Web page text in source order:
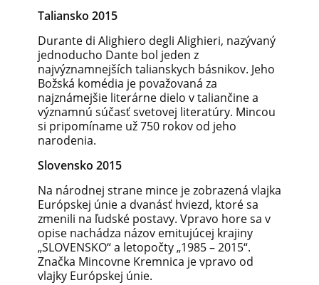
Taliansko 2015
Durante di Alighiero degli Alighieri, nazývaný
jednoducho Dante bol jeden z
najvýznamnejších talianskych básnikov. Jeho
Božská komédia je považovaná za
najznámejšie literárne dielo v taliančine a
významnú súčasť svetovej literatúry. Mincou
si pripomíname už 750 rokov od jeho
narodenia.
Slovensko 2015
Na národnej strane mince je zobrazená vlajka
Európskej únie a dvanásť hviezd, ktoré sa
zmenili na ľudské postavy. Vpravo hore sa v
opise nachádza názov emitujúcej krajiny
„SLOVENSKO“ a letopočty „1985 –2015“.
Značka Mincovne Kremnica je vpravo od
vlajky Európskej únie.